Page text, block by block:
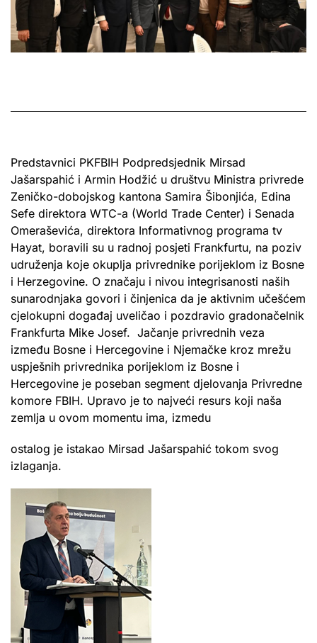
Predstavnici PKFBIH Podpredsjednik Mirsad
Jašarspahić i Armin Hodžić u društvu Ministra privrede
Zeničko-dobojskog kantona Samira Šibonjića, Edina
Sefe direktora WTC-a (World Trade Center) i Senada
Omeraševića, direktora Informativnog programa tv
Hayat, boravili su u radnoj posjeti Frankfurtu, na poziv
udruženja koje okuplja privrednike porijeklom iz Bosne
i Herzegovine. O značaju i nivou integrisanosti naših
sunarodnjaka govori i činjenica da je aktivnim učešćem
cjelokupni događaj uveličao i pozdravio gradonačelnik
Frankfurta Mike Josef. Jačanje privrednih veza
između Bosne i Hercegovine i Njemačke kroz mrežu
uspješnih privrednika porijeklom iz Bosne i
Hercegovine je poseban segment djelovanja Privredne
komore FBIH. Upravo je to najveći resurs koji naša
zemlja u ovom momentu ima, izmedu
ostalog je istakao Mirsad Jašarspahić tokom svog
izlaganja.